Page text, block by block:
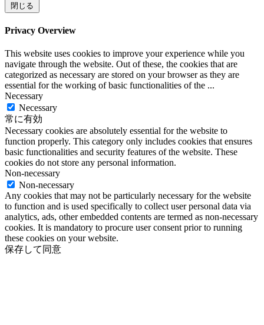
閉じる
Privacy Overview
This website uses cookies to improve your experience while you
navigate through the website. Out of these, the cookies that are
categorized as necessary are stored on your browser as they are
essential for the working of basic functionalities of the ...
Necessary
Necessary
常に有効
Necessary cookies are absolutely essential for the website to
function properly. This category only includes cookies that ensures
basic functionalities and security features of the website. These
cookies do not store any personal information.
Non-necessary
Non-necessary
Any cookies that may not be particularly necessary for the website
to function and is used specifically to collect user personal data via
analytics, ads, other embedded contents are termed as non-necessary
cookies. It is mandatory to procure user consent prior to running
these cookies on your website.
保存して同意